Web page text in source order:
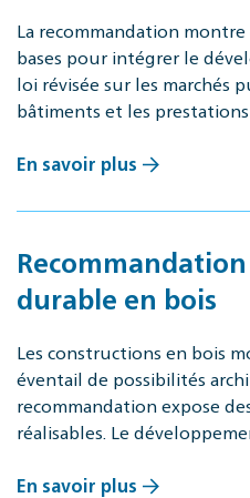
La recommandation
bases pour intégrer le
loi révisée sur les marchés
bâtiments et les
En savoir plus
durable en bois
Les constructions en bois
éventail de possibilités
recommandation expose
réalisables. Le
En savoir plus